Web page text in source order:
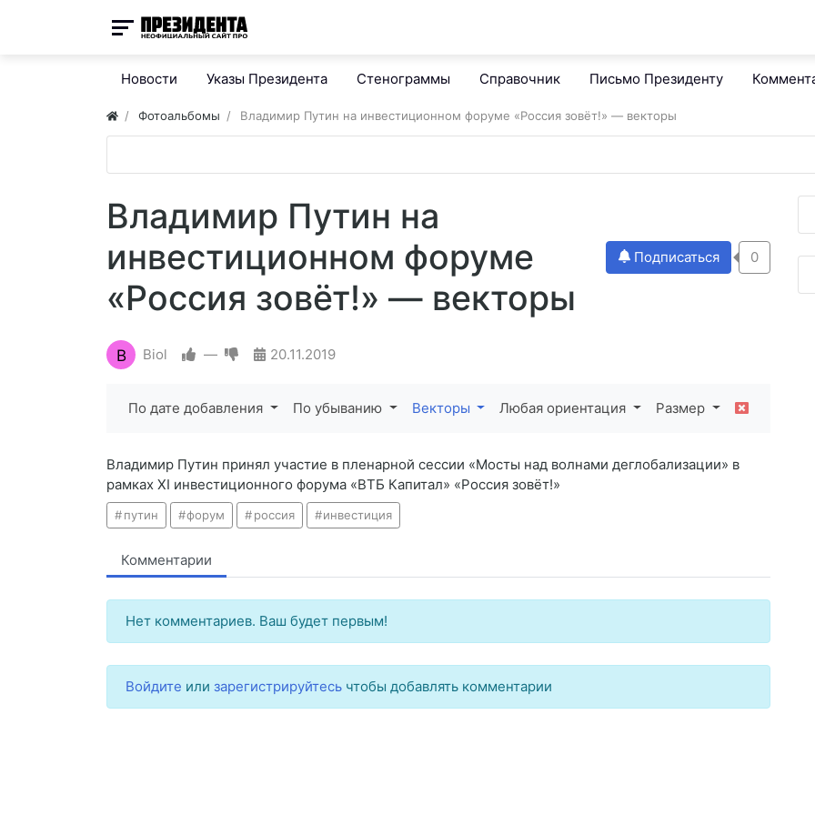
Новости Указы Президента Стенограммы Справочник Письмо Президенту
Фотоальбомы Владимир Путин на инвестиционном форуме «Россия зовёт!» — векторы
Владимир Путин на
инвестиционном форуме
«Россия зовёт!» — векторы
Подписаться 0
B Biol — 20.11.2019
По дате добавления По убыванию Векторы Любая ориентация Размер
Владимир Путин принял участие в пленарной сессии «Мосты над волнами деглобализации» в
рамках XI инвестиционного форума «ВТБ Капитал» «Россия зовёт!»
путин форум россия инвестиция
Комментарии
Нет комментариев. Ваш будет первым!
Войдите или зарегистрируйтесь чтобы добавлять комментарии